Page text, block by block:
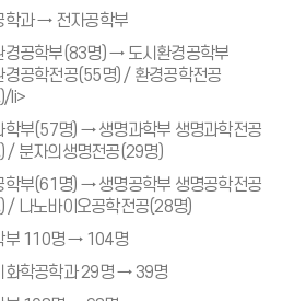
학과 → 전자공학부
경공학부(83명) → 도시환경공학부
경공학전공(55명) / 환경공학전공
li>
학부(57명) → 생명과학부 생명과학전공
/ 분자의생명전공(29명)
학부(61명) → 생명공학부 생명공학전공
/ 나노바이오공학전공(28명)
부 110명 → 104명
화학공학과 29명 → 39명